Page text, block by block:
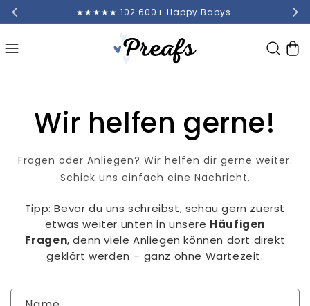
★★★★★ 102.600+ Happy Babys
Wir helfen gerne!
Fragen oder Anliegen? Wir helfen dir gerne weiter.
Schick uns einfach eine Nachricht.
Tipp: Bevor du uns schreibst, schau gern zuerst
etwas weiter unten in unsere Häufigen
Fragen, denn viele Anliegen können dort direkt
geklärt werden – ganz ohne Wartezeit.
Kontaktformular